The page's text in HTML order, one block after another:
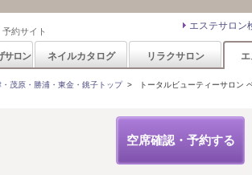
約サイト エステサロン
サロン ネイルカタログ リラクサロン
茂原・勝浦・東金・銚子トップ> トータルビューティーサロン
空席確認・予約する